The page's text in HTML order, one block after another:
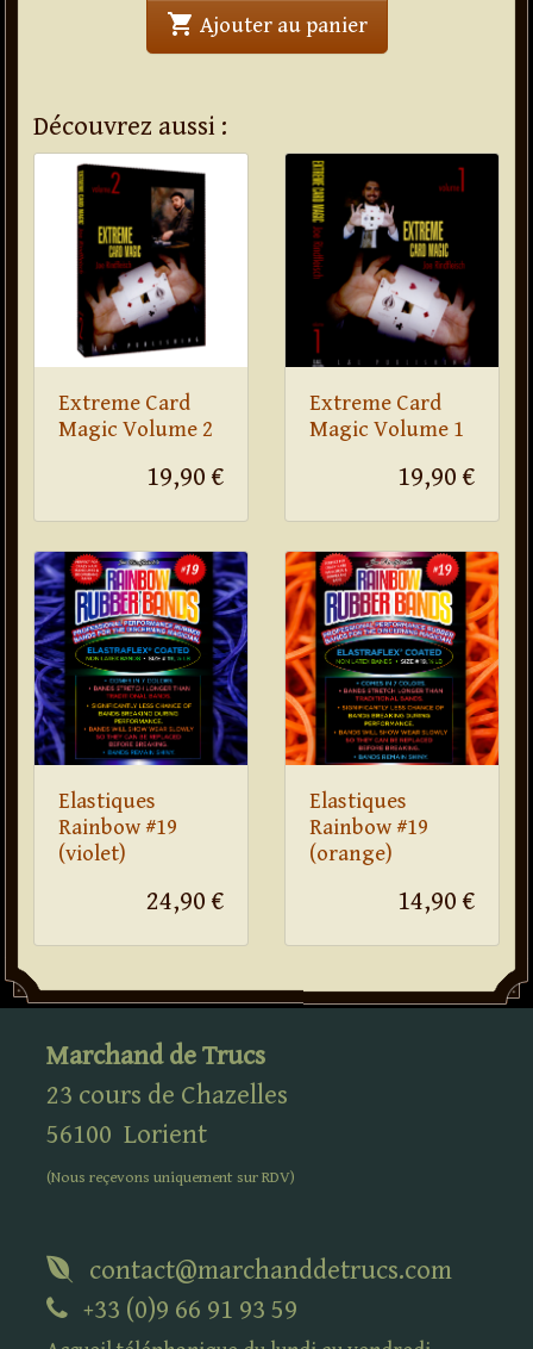
shopping_cart Ajouter au panier' . Elastiques
Découvrez aussi :
Extreme Card
Magic Volume 2
19,90 €
Extreme Card
Magic Volume 1
19,90 €
Elastiques
Rainbow #19
(violet)
24,90 €
Elastiques
Rainbow #19
(orange)
14,90 €
Marchand de Trucs
23 cours de Chazelles
56100 Lorient
(Nous reçevons uniquement surRDV)
contact@marchanddetrucs.com
+33 (0)9 66 91 93 59